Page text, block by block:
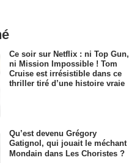
Ce soir sur Netflix : ni Top Gun,
ni Mission Impossible ! Tom
Cruise est irrésistible dans ce
thriller tiré d’une histoire vraie
Qu’est devenu Grégory
Gatignol, qui jouait le méchant
Mondain dans Les Choristes ?